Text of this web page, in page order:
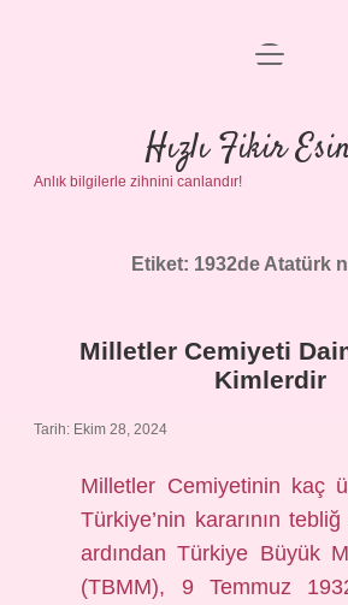
Anasayfa
Gizlilik Politikası
Yasal Uyarı
menüyü
Hızlı Fikir
Anlık bilgilerle zihnini canlandır!
Etiket: 1932de Atatürk
Milletler Cemiyeti
Kimlerdir
Tarih: Ekim 28, 2024
Milletler Cemiyetinin kaç
Türkiye’nin kararının
ardından Türkiye Büyük
(TBMM), 9 Temmuz